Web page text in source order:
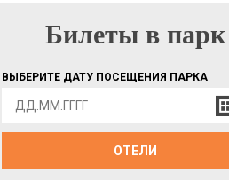
БИЛЕТЫ В ПАРК
Билеты в парк
ВЫБЕРИТЕ ДАТУ ПОСЕЩЕНИЯ ПАРКА
ОТЕЛИ